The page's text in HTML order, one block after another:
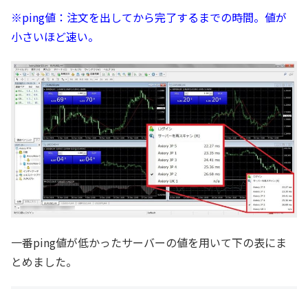
※ping値：注文を出してから完了するまでの時間。値が
小さいほど速い。
一番ping値が低かったサーバーの値を用いて下の表にま
とめました。